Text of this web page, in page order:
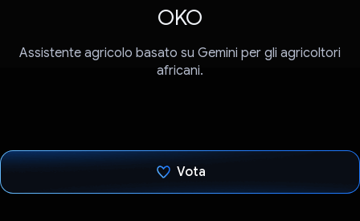
OKO
Assistente agricolo basato su Gemini per gli agricoltori
africani.
Vota